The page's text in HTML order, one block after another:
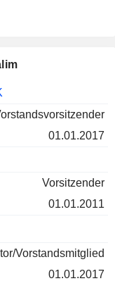
01.01.2017
Vorsitzender
01.01.2011
Vorstandsmitglied
01.01.2017